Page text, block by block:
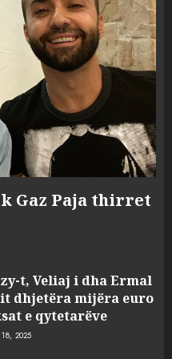
Gaz Paja thirret
t, Veliaj i dha Ermal
dhjetëra mijëra euro
e qytetarëve
18, 2025